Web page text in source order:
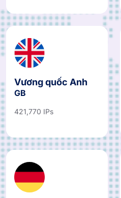
Vương quốc Anh
GB